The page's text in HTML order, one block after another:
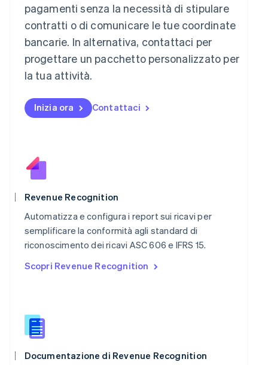
pagamenti senza la necessità di stipulare
contratti o di comunicare le tue coordinate
bancarie. In alternativa, contattaci per
progettare un pacchetto personalizzato per
la tua attività.
Inizia ora Contattaci
Revenue Recognition
Automatizza e configura i report sui ricavi per
semplificare la conformità agli standard di
riconoscimento dei ricavi ASC 606 e IFRS 15.
Scopri Revenue Recognition
Documentazione di Revenue Recognition
Malaysia
English简体中文
Malta
Messico
EspañolEnglish
English
Nuova Zelanda
Portogallo
Português English
RAS di Hong Kong, Cina
English简体中文
Regno Unito
English
English
English
Slovacchia
English
Slovenia